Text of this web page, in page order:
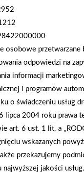
Włodawie.
się po
jak
elementów
PSB Mrówka
–
zajęć,
im
osobowe przetwarzane
odpowiedzi na
informacji
i programów
o świadczeniu usług
lipca 2004 roku prawa
art. 6 ust. 1 lit. a
wskazanych
przekazujemy
najwyższej jakości